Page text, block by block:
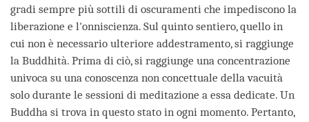
gradi sempre più sottili di oscuramenti che impediscono la
liberazione e l'onniscienza. Sul quinto sentiero, quello in
cui non è necessario ulteriore addestramento, si raggiunge
la Buddhità. Prima di ciò, si raggiunge una concentrazione
univoca su una conoscenza non concettuale della vacuità
solo durante le sessioni di meditazione a essa dedicate. Un
Buddha si trova in questo stato in ogni momento. Pertanto,